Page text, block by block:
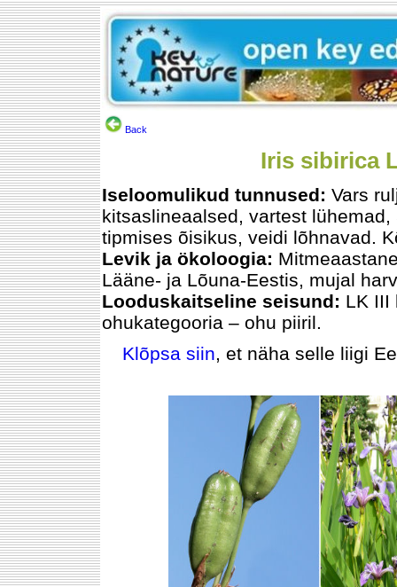
Back
Iris sibirica
Iseloomulikud tunnused: Vars
kitsaslineaalsed, vartest
tipmises õisikus, veidi lõhnavad.
Levik ja ökoloogia:
Lääne- ja Lõuna-Eestis, mujal
Looduskaitseline seisund: LK III
ohukategooria – ohu piiril.
Klõpsa siin, et näha selle liigi